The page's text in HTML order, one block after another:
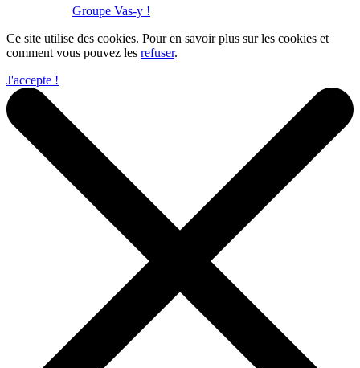
Groupe Vas-y !
Ce site utilise des cookies. Pour en savoir plus sur les cookies et
comment vous pouvez les refuser.
J'accepte !